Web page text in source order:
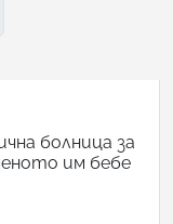
болница за
им бебе